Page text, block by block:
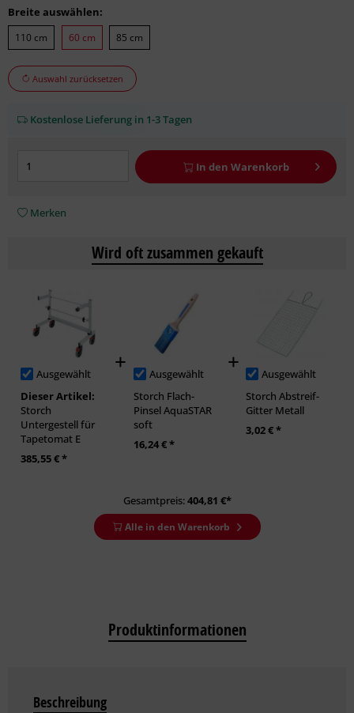
Breite auswählen:
110 cm 60 cm 85 cm
Auswahl zurücksetzen
Kostenlose Lieferung in 1-3 Tagen
In den Warenkorb
Merken
Wird oft zusammen gekauft
Ausgewählt
Dieser Artikel:
Storch
Untergestell für
Tapetomat E
385,55 € *
Ausgewählt
Storch Flach-
Pinsel AquaSTAR
soft
16,24 € *
Ausgewählt
Storch Abstreif-
Gitter Metall
3,02 € *
Gesamtpreis:404,81 €*
Alle in den Warenkorb
Produktinformationen
Beschreibung